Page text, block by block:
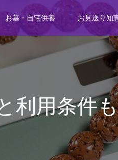
お墓・自宅供養 お見送り知
利用条件